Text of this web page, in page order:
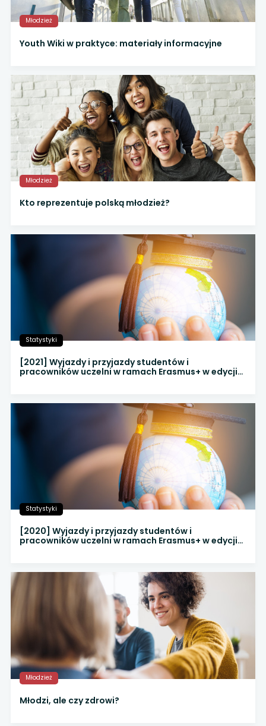
Młodzież
Youth Wiki w praktyce: materiały informacyjne
Młodzież
Kto reprezentuje polską młodzież?
Statystyki
[2021] Wyjazdy i przyjazdy studentów i
pracowników uczelni w ramach Erasmus+ w edycji
Statystyki
[2020] Wyjazdy i przyjazdy studentów i
pracowników uczelni w ramach Erasmus+ w edycji
Młodzież
Młodzi, ale czy zdrowi?